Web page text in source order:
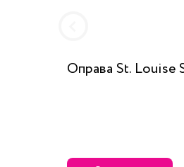
Оправа St. Louise